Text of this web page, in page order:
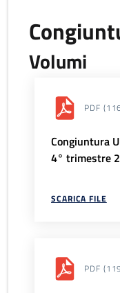
Volumi
PDF
Congiuntura
4° trimestre
SCARICA FILE
PDF